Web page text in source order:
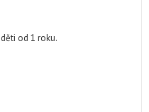
od 1 roku.